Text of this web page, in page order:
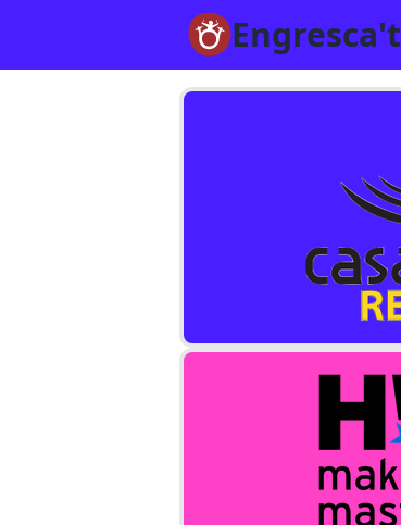
Engresca't